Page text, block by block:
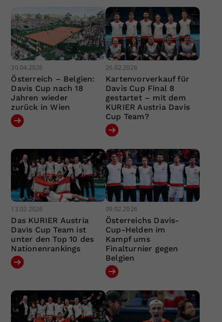
30.04.2026
Österreich – Belgien:
Davis Cup nach 18
Jahren wieder
zurück in Wien
26.02.2026
Kartenvorverkauf für
Davis Cup Final 8
gestartet – mit dem
KURIER Austria Davis
Cup Team?
13.02.2026
Das KURIER Austria
Davis Cup Team ist
unter den Top 10 des
Nationenrankings
09.02.2026
Österreichs Davis-
Cup-Helden im
Kampf ums
Finalturnier gegen
Belgien